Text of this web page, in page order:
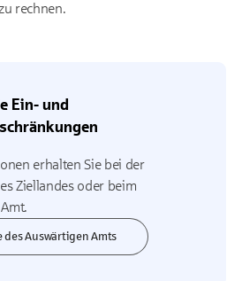
rechnen.
Ein- und
erhalten Sie bei der
Ziellandes oder beim
des Auswärtigen Amts